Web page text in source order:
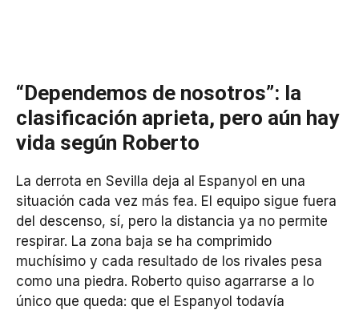
“Dependemos de nosotros”: la
clasificación aprieta, pero aún hay
vida según Roberto
La derrota en Sevilla deja al Espanyol en una
situación cada vez más fea. El equipo sigue fuera
del descenso, sí, pero la distancia ya no permite
respirar. La zona baja se ha comprimido
muchísimo y cada resultado de los rivales pesa
como una piedra. Roberto quiso agarrarse a lo
único que queda: que el Espanyol todavía